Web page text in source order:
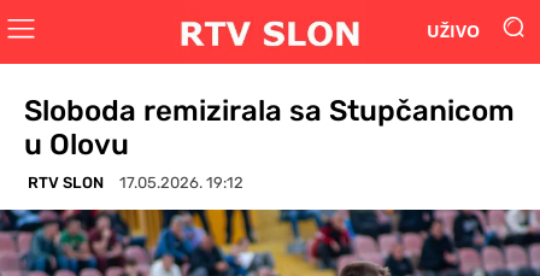
UŽIVO
Sloboda remizirala sa Stupčanicom
u Olovu
RTV SLON 17.05.2026. 19:12